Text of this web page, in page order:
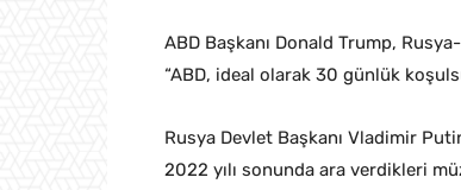
ABD Başkanı Donald Trump,
“ABD, ideal olarak 30 günlük
Rusya Devlet Başkanı Vladimir
2022 yılı sonunda ara verdikleri